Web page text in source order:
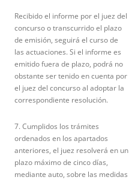
Recibido el informe por el juez del
concurso o transcurrido el plazo
de emisión, seguirá el curso de
las actuaciones. Si el informe es
emitido fuera de plazo, podrá no
obstante ser tenido en cuenta por
el juez del concurso al adoptar la
correspondiente resolución.
7. Cumplidos los trámites
ordenados en los apartados
anteriores, el juez resolverá en un
plazo máximo de cinco días,
mediante auto, sobre las medidas